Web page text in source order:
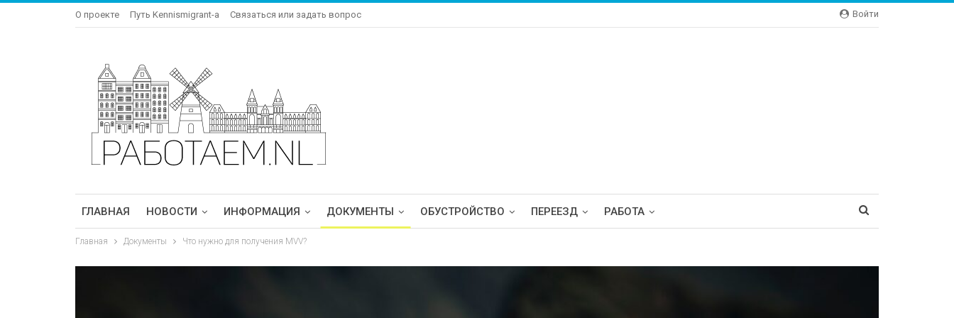
Войти
О проекте Путь Kennismigrant-a Связаться или задать вопрос
ГЛАВНАЯ НОВОСТИ ИНФОРМАЦИЯ ДОКУМЕНТЫ ОБУСТРОЙСТВО ПЕРЕЕЗД РАБОТА
Главная Документы Что нужно для получения MVV?